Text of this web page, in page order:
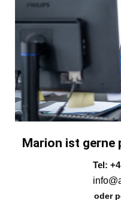
Marion ist gerne
Tel:
oder